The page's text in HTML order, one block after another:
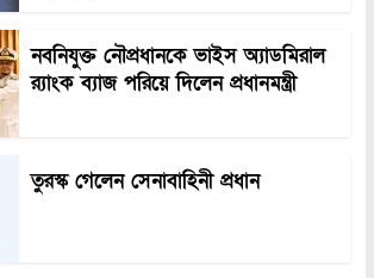
নবনিযুক্ত নৌপ্রধানকে ভাইস অ্যাডমিরাল
র‍্যাংক ব্যাজ পরিয়ে দিলেন প্রধানমন্ত্রী
তুরস্ক গেলেন সেনাবাহিনী প্রধান